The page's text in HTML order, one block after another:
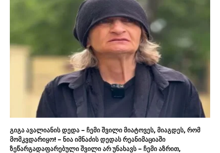
გიგა ავალიანის დედა – ჩემი შვილი მიატოვეს, მიაგდეს, რომ
მომკვდარიყო! – ნია იმნაძის დედას რეანიმაციაში
ზეწარგადაფარებული შვილი არ უნახავს – ჩემი აზრით,